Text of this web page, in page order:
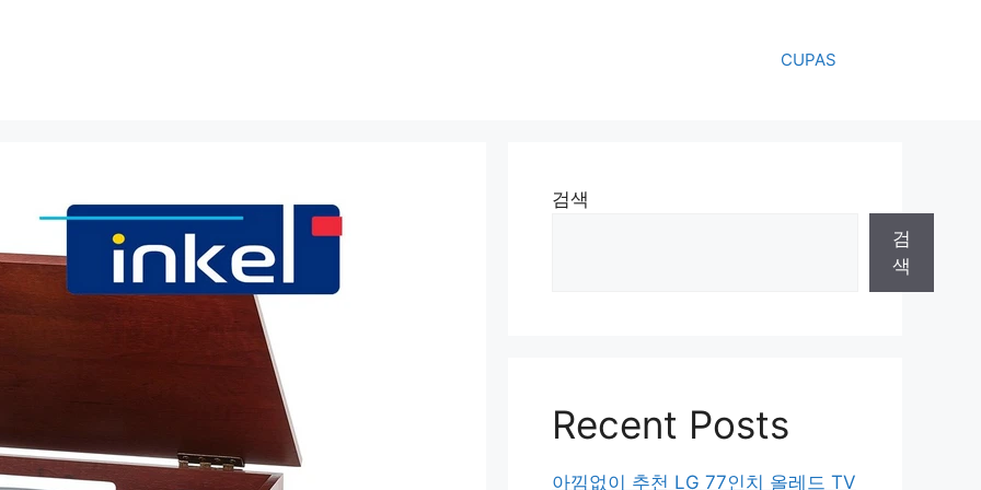
CUPAS
검색
검
색
Recent Posts
아낌없이 추천 LG 77인치 올레드 TV